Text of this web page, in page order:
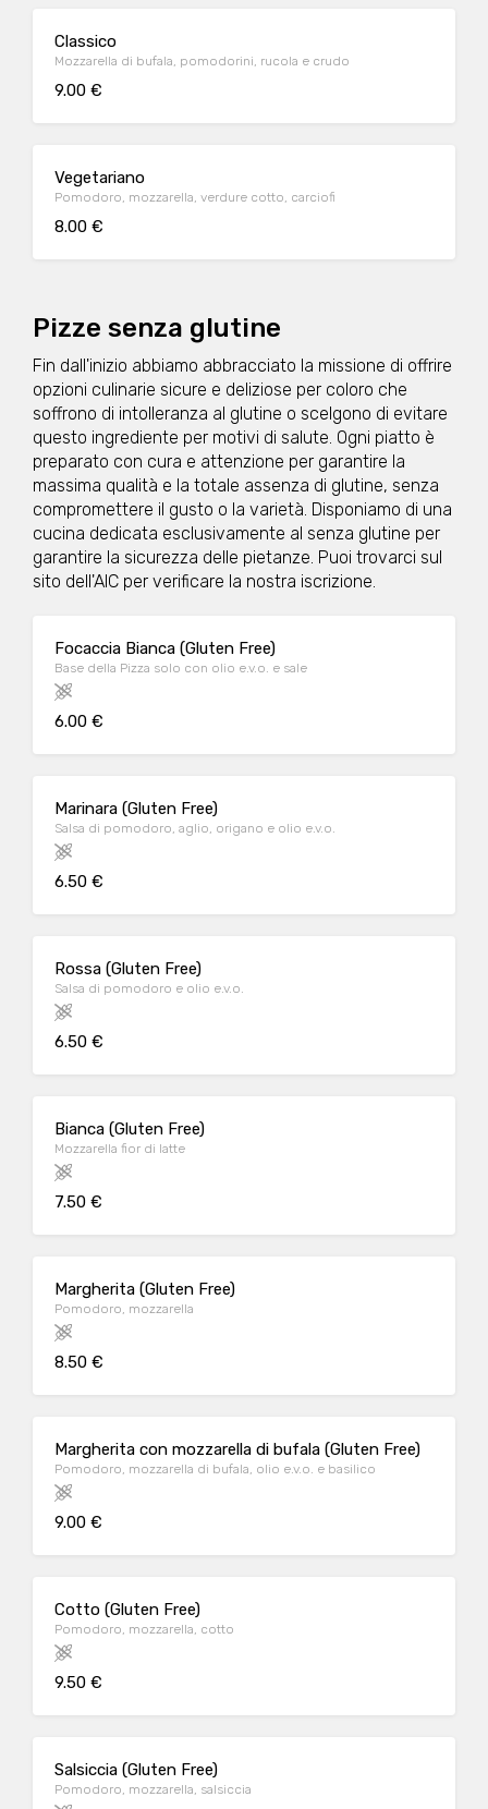
Classico
Mozzarella di bufala, pomodorini, rucola e crudo
9.00 €
Vegetariano
Pomodoro, mozzarella, verdure cotto, carciofi
8.00 €
Pizze senza glutine
Fin dall'inizio abbiamo abbracciato la missione di offrire
opzioni culinarie sicure e deliziose per coloro che
soffrono di intolleranza al glutine o scelgono di evitare
questo ingrediente per motivi di salute. Ogni piatto è
preparato con cura e attenzione per garantire la
massima qualità e la totale assenza di glutine, senza
compromettere il gusto o la varietà. Disponiamo di una
cucina dedicata esclusivamente al senza glutine per
garantire la sicurezza delle pietanze. Puoi trovarci sul
sito dell'AIC per verificare la nostra iscrizione.
Focaccia Bianca (Gluten Free)
Base della Pizza solo con olio e.v.o. e sale
6.00 €
Marinara (Gluten Free)
Salsa di pomodoro, aglio, origano e olio e.v.o.
6.50 €
Rossa (Gluten Free)
Salsa di pomodoro e olio e.v.o.
6.50 €
Bianca (Gluten Free)
Mozzarella fior di latte
7.50 €
Margherita (Gluten Free)
Pomodoro, mozzarella
8.50 €
Margherita con mozzarella di bufala (Gluten Free)
Pomodoro, mozzarella di bufala, olio e.v.o. e basilico
9.00 €
Cotto (Gluten Free)
Pomodoro, mozzarella, cotto
9.50 €
Salsiccia (Gluten Free)
Pomodoro, mozzarella, salsiccia